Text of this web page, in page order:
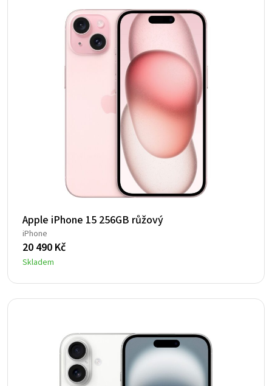
Apple iPhone 15 256GB růžový
iPhone
20 490 Kč
Skladem